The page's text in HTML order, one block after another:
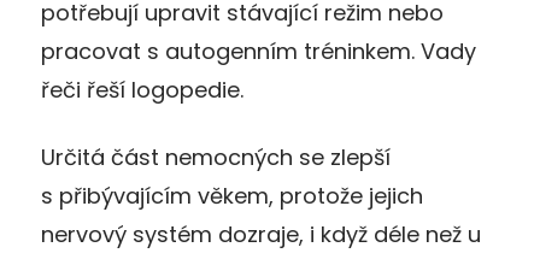
potřebují upravit stávající režim nebo
pracovat s autogenním tréninkem. Vady
řeči řeší logopedie.
Určitá část nemocných se zlepší
s přibývajícím věkem, protože jejich
nervový systém dozraje, i když déle než u